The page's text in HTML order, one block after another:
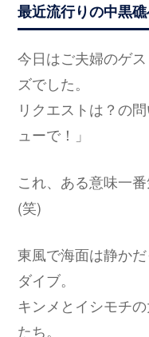
最近流行りの中黒礁
今日はご夫婦のゲ
ズでした。
リクエストは？の
ューで！」
これ、ある意味一
(笑)
東風で海面は静か
ダイブ。
キンメとイシモチ
たち。